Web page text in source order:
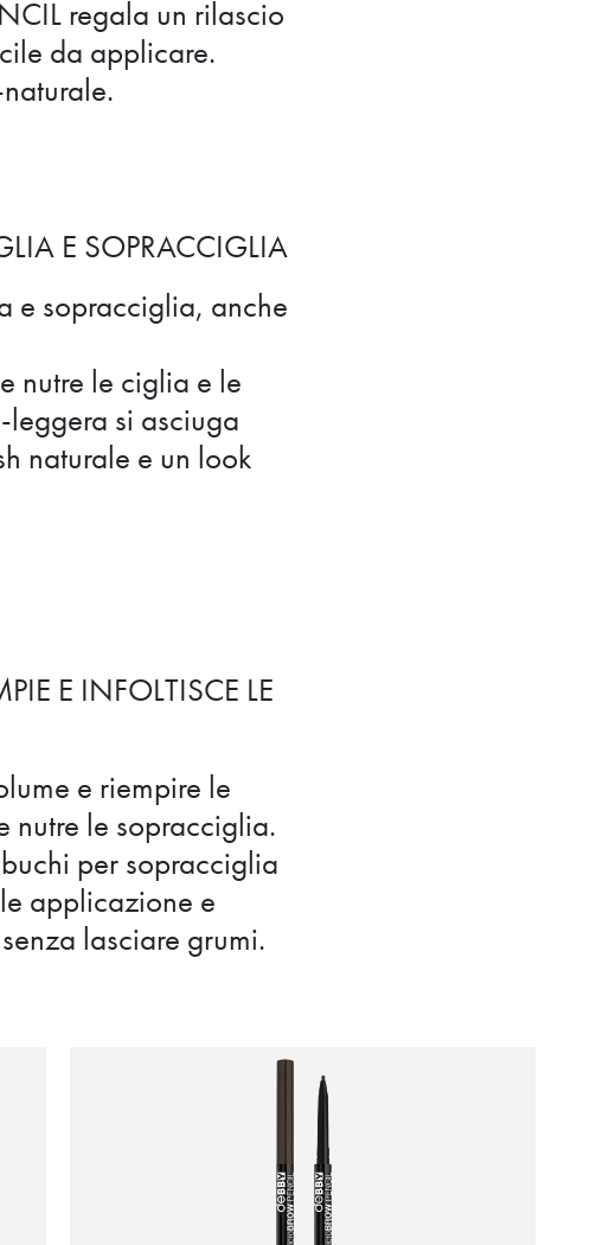
regala un rilascio
da applicare.
E SOPRACCIGLIA
e sopracciglia, anche
nutre le ciglia e le
si asciuga
naturale e un look
E INFOLTISCE LE
e riempire le
nutre le sopracciglia.
per sopracciglia
applicazione e
lasciare grumi.